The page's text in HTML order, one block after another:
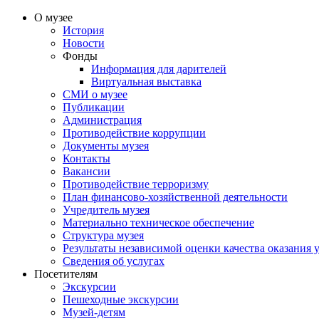
О музее
История
Новости
Фонды
Информация для дарителей
Виртуальная выставка
СМИ о музее
Публикации
Администрация
Противодействие коррупции
Документы музея
Контакты
Вакансии
Противодействие терроризму
План финансово-хозяйственной деятельности
Учредитель музея
Материально техническое обеспечение
Структура музея
Результаты независимой оценки качества оказания
Сведения об услугах
Посетителям
Экскурсии
Пешеходные экскурсии
Музей-детям